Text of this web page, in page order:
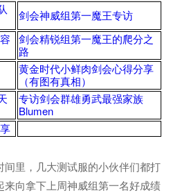
剑会神威组第一魔王专访
剑会精锐组第一魔王的爬分之
路
黄金时代小鲜肉剑会心得分享
（有图有真相）
专访剑会群雄勇武最强家族
Blumen
间里，几大测试服的小伙伴们都打
向拿下上周神威组第一名好成绩